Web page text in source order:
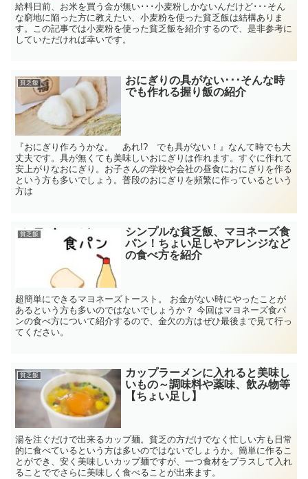
給料日前、お米を買う金が無い･･･小麦粉しかないんだけど･･･そん
な窮地に陥った方に教えたい、小麦粉を使った貧乏飯は結構ありま
す。この記事では小麦粉を使った貧乏飯を紹介するので、是非参考に
していただければ幸いです。
貧乏飯
おにぎりの具がない･･･そんな時
でも作れる握り飯の紹介
『おにぎり作ろうかな。 あれ!? でも具がない！』なんて時でも大
丈夫です。具が無くても美味しいおにぎりは作れます。すぐに作れて
安上がりなおにぎり。お子さんの学校や会社の昼食におにぎりを作る
という方も多いでしょう。普段のおにぎりを頻繁に作っているという
方は
貧乏飯
シンプルな貧乏飯、マヨネーズ食
パン！ちょい足しやアレンジなど
の食べ方を紹介
超簡単にできるマヨネーズトースト。 お金がない時にやったことが
あるという方も多いのではないでしょうか？ 今回はマヨネーズ食パ
ンの食べ方について紹介するので、金欠の方はぜひ最後まで見て行っ
てください。
貧乏飯
カップラーメンに入れると美味し
いもの～調味料や薬味、飲み物等
【ちょい足し】
湯を注ぐだけで出来るカップ麺。貧乏の方だけでなく忙しい方も日常
的に食べているという方は多いのではないでしょうか。簡単に作るこ
とができ、安く美味しいカップ麺ですが、一つ食材をプラスして入れ
ることででさらに美味しく食べることが出来ます。